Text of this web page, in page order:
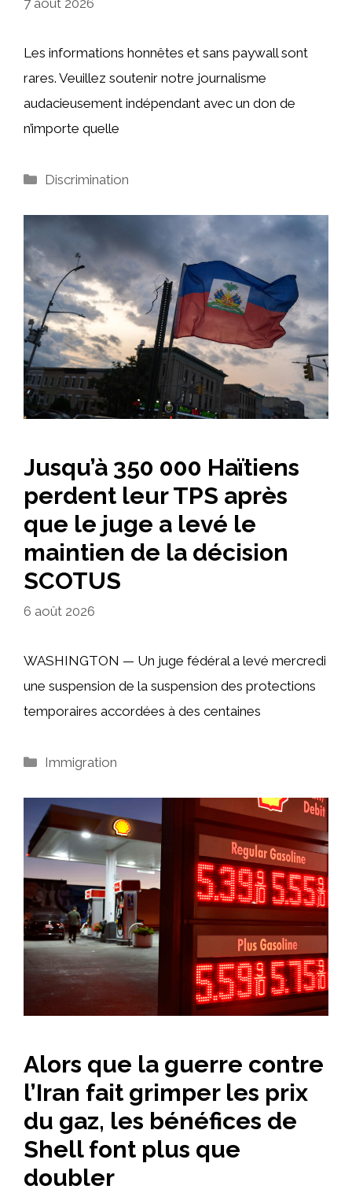
7 août 2026
Les informations honnêtes et sans paywall sont
rares. Veuillez soutenir notre journalisme
audacieusement indépendant avec un don de
n’importe quelle
Catégories
Discrimination
Jusqu’à 350 000 Haïtiens
perdent leur TPS après
que le juge a levé le
maintien de la décision
SCOTUS
6 août 2026
WASHINGTON — Un juge fédéral a levé mercredi
une suspension de la suspension des protections
temporaires accordées à des centaines
Catégories
Immigration
Alors que la guerre contre
l’Iran fait grimper les prix
du gaz, les bénéfices de
Shell font plus que
doubler